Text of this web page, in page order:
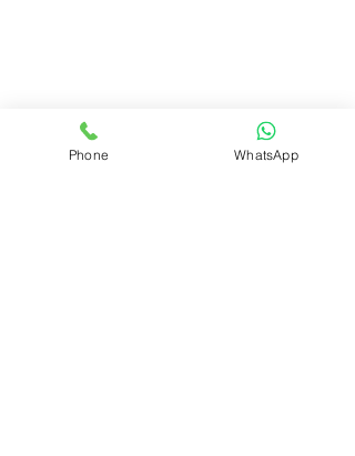
Phone WhatsApp